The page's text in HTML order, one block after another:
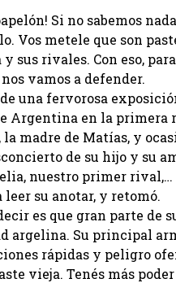
Si no sabemos
Vos metele que son
sus rivales. Con eso,
vamos a defender.
una fervorosa
Argentina en la
madre de Matías, y
de su hijo y su
nuestro primer
leer su anotar, y retomó.
es que gran parte de
argelina. Su principal
rápidas y peligro
vieja. Tenés más